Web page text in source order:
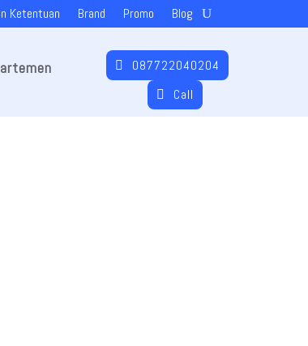
Ketentuan Brand Promo Blog
087722040204
Call